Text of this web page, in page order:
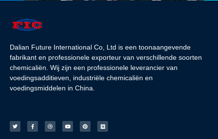
Dalian Future International Co, Ltd is een toonaangevende
fabrikant en professionele exporteur van verschillende soorten
chemicaliën. Wij zijn een professionele leverancier van
voedingsadditieven, industriële chemicaliën en
voedingsmiddelen in China.